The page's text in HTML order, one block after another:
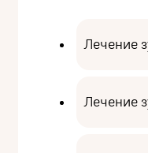
Лечение
Лечение